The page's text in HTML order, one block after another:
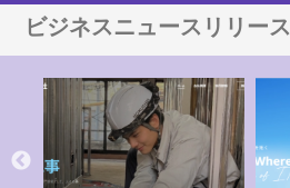
ビジネスニュースリリース